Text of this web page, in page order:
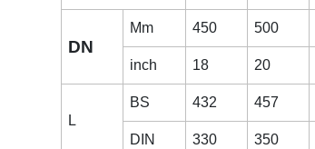
DN
Mm 450 500
inch 18 20
L
BS 432 457
DIN 330 350